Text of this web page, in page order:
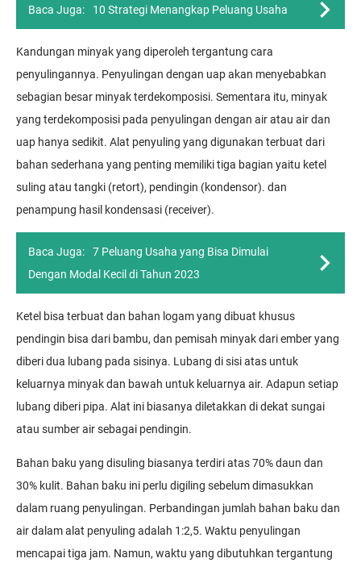
Baca Juga: 10 Strategi Menangkap Peluang Usaha
Kandungan minyak yang diperoleh tergantung cara
penyulingannya. Penyulingan dengan uap akan menyebabkan
sebagian besar minyak terdekomposisi. Sementara itu, minyak
yang terdekomposisi pada penyulingan dengan air atau air dan
uap hanya sedikit. Alat penyuling yang digunakan terbuat dari
bahan sederhana yang penting memiliki tiga bagian yaitu ketel
suling atau tangki (retort), pendingin (kondensor). dan
penampung hasil kondensasi (receiver).
Baca Juga:
7 Peluang Usaha yang Bisa Dimulai
Dengan Modal Kecil di Tahun 2023
Ketel bisa terbuat dan bahan logam yang dibuat khusus
pendingin bisa dari bambu, dan pemisah minyak dari ember yang
diberi dua lubang pada sisinya. Lubang di sisi atas untuk
keluarnya minyak dan bawah untuk keluarnya air. Adapun setiap
lubang diberi pipa. Alat ini biasanya diletakkan di dekat sungai
atau sumber air sebagai pendingin.
Bahan baku yang disuling biasanya terdiri atas 70% daun dan
30% kulit. Bahan baku ini perlu digiling sebelum dimasukkan
dalam ruang penyulingan. Perbandingan jumlah bahan baku dan
air dalam alat penyuling adalah 1:2,5. Waktu penyulingan
mencapai tiga jam. Namun, waktu yang dibutuhkan tergantung